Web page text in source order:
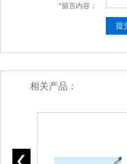
*留言内容：
相关产品：